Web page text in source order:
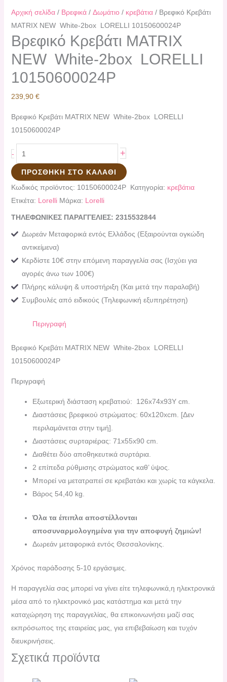
Αρχική σελίδα/ Βρεφικά/ Δωμάτιο/ κρεβάτια/ Bρεφικό Κρεβάτι
ΜATRIX NEW White-2box LORELLI 10150600024P
Bρεφικό Κρεβάτι ΜATRIX
NEW White-2box LORELLI
10150600024P
239,90 €
Bρεφικό Κρεβάτι ΜATRIX NEW White-2box LORELLI
10150600024P
- +
ΠΡΟΣΘΉΚΗ ΣΤΟ ΚΑΛΆΘΙ
Κωδικός προϊόντος: 10150600024P Κατηγορία: κρεβάτια
Ετικέτα: Lorelli Μάρκα: Lorelli
ΤΗΛΕΦΩΝΙΚΕΣ ΠΑΡΑΓΓΕΛΙΕΣ: 2315532844
Δωρεάν Μεταφορικά εντός Ελλάδος (Εξαιρούνται ογκώδη
αντικείμενα)
Κερδίστε 10€ στην επόμενη παραγγελία σας (Ισχύει για
αγορές άνω των 100€)
Πλήρης κάλυψη & υποστήριξη (Και μετά την παραλαβή)
Συμβουλές από ειδικούς (Τηλεφωνική εξυπηρέτηση)
Περιγραφή
Bρεφικό Κρεβάτι ΜATRIX NEW White-2box LORELLI
10150600024P
Περιγραφή
Εξωτερική διάσταση κρεβατιού: 126x74x93Y cm.
Διαστάσεις βρεφικού στρώματος: 60x120xcm. [Δεν
περιλαμάνεται στην τιμή].
Διαστάσεις συρταριέρας: 71x55x90 cm.
Διαθέτει δύο αποθηκευτικά συρτάρια.
2 επίπεδα ρύθμισης στρώματος καθ’ ύψος.
Μπορεί να μετατραπεί σε κρεβατάκι και χωρίς τα κάγκελα.
Βάρος 54,40 kg.
Όλα τα έπιπλα αποστέλλονται
αποσυναρμολογημένα για την αποφυγή ζημιών!
Δωρεάν μεταφορικά εντός Θεσσαλονίκης.
Χρόνος παράδοσης 5-10 εργάσιμες.
H παραγγελία σας μπορεί να γίνει είτε τηλεφωνικά,η ηλεκτρονικά
μέσα από το ηλεκτρονικό μας κατάστημα και μετά την
καταχώρηση της παραγγελίας, θα επικοινωνήσει μαζί σας
εκπρόσωπος της εταιρείας μας, για επιβεβαίωση και τυχόν
διευκρινήσεις.
Σχετικά προϊόντα